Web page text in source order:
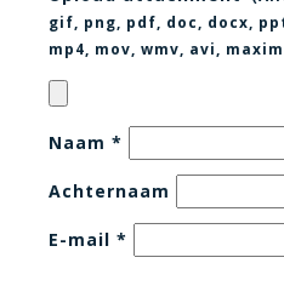
gif, png, pdf, doc, docx,
mp4, mov, wmv, avi
,
Naam *
Achternaam
E-mail *